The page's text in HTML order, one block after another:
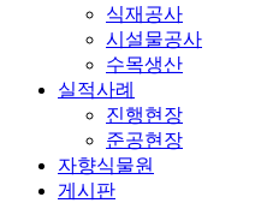
식재공사
시설물공사
수목생산
실적사례
진행현장
준공현장
자향식물원
게시판